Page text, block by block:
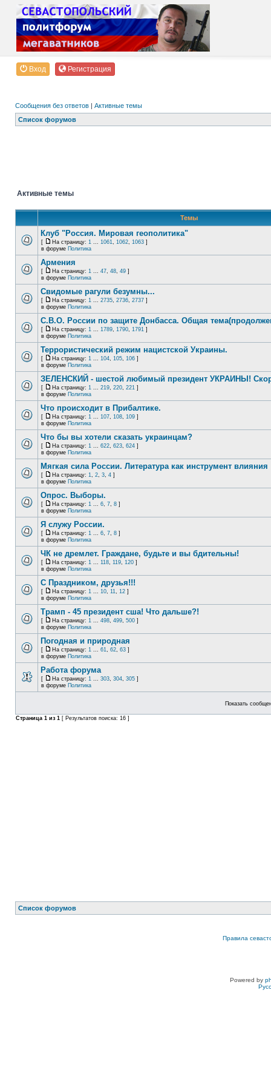
Вход Регистрация
Сообщения без ответов | Активные темы
Список форумов
Активные темы
Темы
Клуб "Россия. Мировая геополитика"
[ На страницу: 1 ... 1061, 1062, 1063 ]
в форуме Политика
Армения
[ На страницу: 1 ... 47, 48, 49 ]
в форуме Политика
Свидомые рагули безумны...
[ На страницу: 1 ... 2735, 2736, 2737 ]
в форуме Политика
С.В.О. России по защите Донбасса. Общая
[ На страницу: 1 ... 1789, 1790, 1791 ]
в форуме Политика
Террористический режим нацистской Украины.
[ На страницу: 1 ... 104, 105, 106 ]
в форуме Политика
ЗЕЛЕНСКИЙ - шестой любимый президент УКРАИНЫ!
[ На страницу: 1 ... 219, 220, 221 ]
в форуме Политика
Что происходит в Прибалтике.
[ На страницу: 1 ... 107, 108, 109 ]
в форуме Политика
Что бы вы хотели сказать украинцам?
[ На страницу: 1 ... 622, 623, 624 ]
в форуме Политика
Мягкая сила России. Литература как инструмент влияния
[ На страницу: 1, 2, 3, 4 ]
в форуме Политика
Опрос. Выборы.
[ На страницу: 1 ... 6, 7, 8 ]
в форуме Политика
Я служу России.
[ На страницу: 1 ... 6, 7, 8 ]
в форуме Политика
ЧК не дремлет. Граждане, будьте и вы бдительны!
[ На страницу: 1 ... 118, 119, 120 ]
в форуме Политика
С Праздником, друзья!!!
[ На страницу: 1 ... 10, 11, 12 ]
в форуме Политика
Трамп - 45 президент сша! Что дальше?!
[ На страницу: 1 ... 498, 499, 500 ]
в форуме Политика
Погодная и природная
[ На страницу: 1 ... 61, 62, 63 ]
в форуме Политика
Работа форума
[ На страницу: 1 ... 303, 304, 305 ]
в форуме Политика
Показать
Страница 1 из 1 [ Результатов поиска: 16 ]
Список форумов
Правила
Powered by